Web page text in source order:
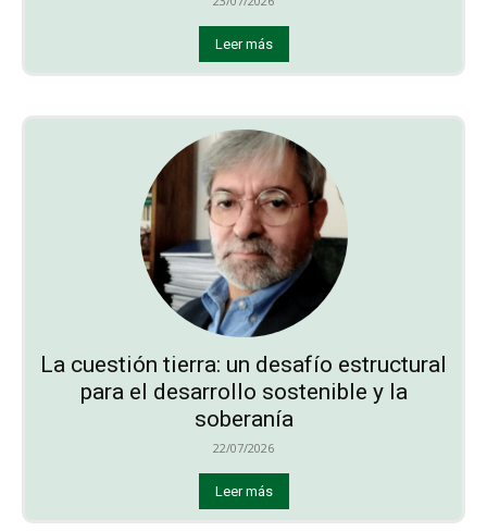
Leer más
La cuestión tierra: un desafío estructural
para el desarrollo sostenible y la
soberanía
22/07/2026
Leer más